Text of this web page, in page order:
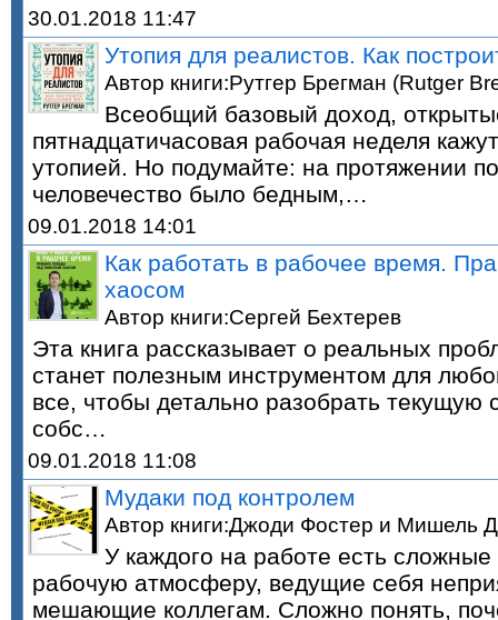
30.01.2018 11:47
Утопия для реалистов. Как
Автор книги:Рутгер Брегман (Rutger
Всеобщий базовый доход,
пятнадцатичасовая рабочая неделя
утопией. Но подумайте: на протяжении
человечество было бедным,…
09.01.2018 14:01
Как работать в рабочее время.
хаосом
Автор книги:Сергей Бехтерев
Эта книга рассказывает о реальных
станет полезным инструментом для
все, чтобы детально разобрать текущую
собс…
09.01.2018 11:08
Мудаки под контролем
Автор книги:Джоди Фостер и Мишель
У каждого на работе есть
рабочую атмосферу, ведущие себя
мешающие коллегам. Сложно понять,